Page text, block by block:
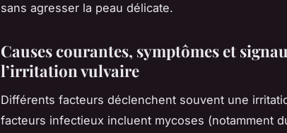
sans agresser la peau délicate.
Causes courantes, symptômes et
l’irritation vulvaire
Différents facteurs déclenchent souvent une
facteurs infectieux incluent mycoses (notamment